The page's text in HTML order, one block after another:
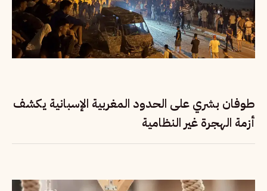
طوفان بشري على الحدود المغربية الإسبانية يكشف
أزمة الهجرة غير النظامية